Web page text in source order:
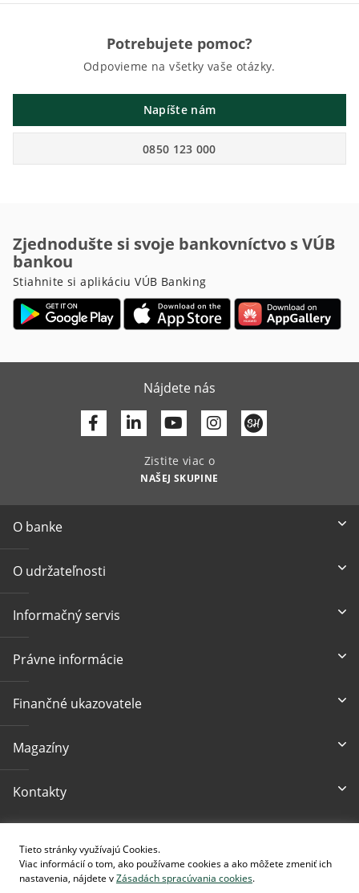
Tieto stránky využívajú Cookies.
Viac informácií o tom, ako používame cookies a ako môžete zmeniť ich
nastavenia, nájdete vZásadách spracúvania cookies.
Potrebujete pomoc?
Odpovieme na všetky vaše otázky.
Napíšte nám
0850 123 000
Zjednodušte si svoje bankovníctvo s VÚB
bankou
Stiahnite si aplikáciu VÚB Banking
Nájdete nás
Facebook
LinkedinYoutube
Zistite viac o
NAŠEJ SKUPINE
O banke
O udržateľnosti
Informačný servis
Právne informácie
Finančné ukazovatele
Magazíny
Kontakty